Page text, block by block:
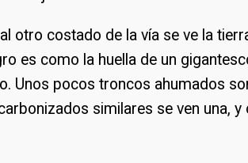
otro costado de la vía se ve la
es como la huella de un
Unos pocos troncos ahumados
similares se ven una,